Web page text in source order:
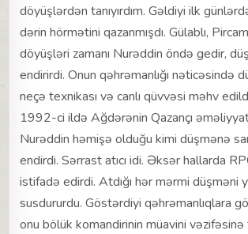
döyüşlərdən tanıyırdım. Gəldiyi ilk
dərin hörmətini qazanmışdı. Gülablı,
döyüşləri zamanı Nurəddin öndə gedir,
endirirdi. Onun qəhrəmanlığı nəticəsində
neçə texnikası və canlı qüvvəsi məhv
1992-ci ildə Ağdərənin Qazançı
Nurəddin həmişə olduğu kimi düşmənə
endirdi. Sərrast atıcı idi. Əksər hallarda
istifadə edirdi. Atdığı hər mərmi düşməni
susdururdu. Göstərdiyi qəhrəmanlıqlara
onu bölük komandirinin müavini